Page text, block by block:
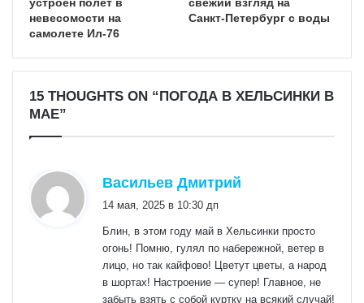
невесомости на
самолете Ил-76
Санкт‑Петербург с воды
15 THOUGHTS ON “ПОГОДА В ХЕЛЬСИНКИ В
МАЕ”
Васильев Дмитрий
14 мая, 2025 в 10:30 дп
Блин, в этом году май в Хельсинки просто
огонь! Помню, гулял по набережной, ветер в
лицо, но так кайфово! Цветут цветы, а народ
в шортах! Настроение — супер! Главное, не
забыть взять с собой куртку на всякий случай!